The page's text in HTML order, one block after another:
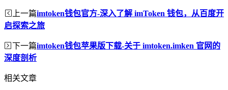
上一篇imtoken钱包官方-深入了解 imToken 钱包，从百度开
启探索之旅
下一篇imtoken钱包苹果版下载-关于 imtoken.imken 官网的
深度剖析
相关文章